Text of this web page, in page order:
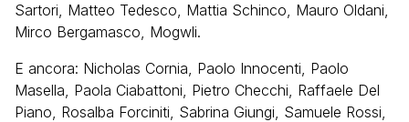
Sartori, Matteo Tedesco, Mattia Schinco, Mauro Oldani,
Mirco Bergamasco, Mogwli.
E ancora: Nicholas Cornia, Paolo Innocenti, Paolo
Masella, Paola Ciabattoni, Pietro Checchi, Raffaele Del
Piano, Rosalba Forciniti, Sabrina Giungi, Samuele Rossi,